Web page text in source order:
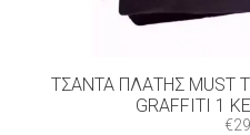
ΤΣΆΝΤΑ ΠΛΆΤΗΣ MUST
GRAFFITI 1
€